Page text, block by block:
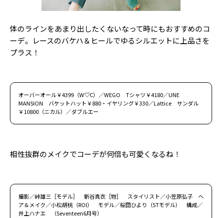
体のラインをあまり出したくないなって時にもおすすめのコ
ーデ。レースのバケハ＆ヒールでゆるシルエットに上品さを
プラス！
オーバーオール￥4399（W♡C）／WEGO Tシャツ￥4180／UNE
MANSION バケットハット￥880・イヤリング￥330／Lattice サンダル
￥10800（ニカル）／ダブルエー
相性抜群のメイクでコーデが何倍も可愛くなるね！
撮影／峠雄三［モデル］ 新谷真衣［物］ スタイリスト／小笠原弘子 ヘ
ア＆メイク／小松胡桃（ROI） モデル／桜田ひより（STモデル） 構成／
井上ハナエ （Seventeen6月号）